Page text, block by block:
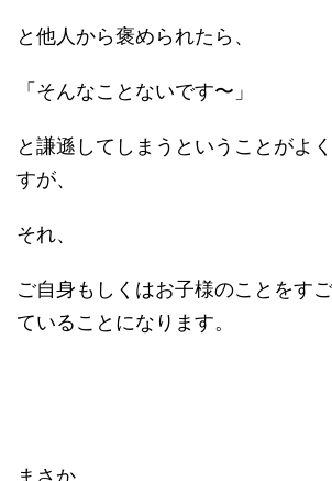
と他人から褒められたら、
「そんなことないです〜」
と謙遜してしまうということがよ
すが、
それ、
ご自身もしくはお子様のことをす
ていることになります。
まさか、